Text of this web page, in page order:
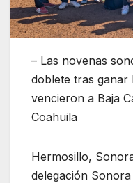
– Las novenas
doblete tras ganar
vencieron a Baja
Coahuila
Hermosillo,
delegación